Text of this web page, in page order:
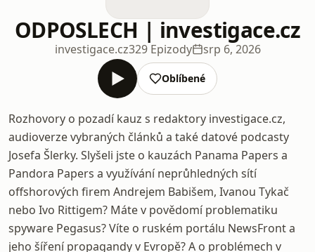
ODPOSLECH | investigace.cz
investigace.cz329 Epizody srp 6, 2026
Oblíbené
Rozhovory o pozadí kauz s redaktory investigace.cz,
audioverze vybraných článků a také datové podcasty
Josefa Šlerky. Slyšeli jste o kauzách Panama Papers a
Pandora Papers a využívání neprůhledných sítí
offshorových firem Andrejem Babišem, Ivanou Tykač
nebo Ivo Rittigem? Máte v povědomí problematiku
spyware Pegasus? Víte o ruském portálu NewsFront a
jeho šíření propagandy v Evropě? A o problémech v